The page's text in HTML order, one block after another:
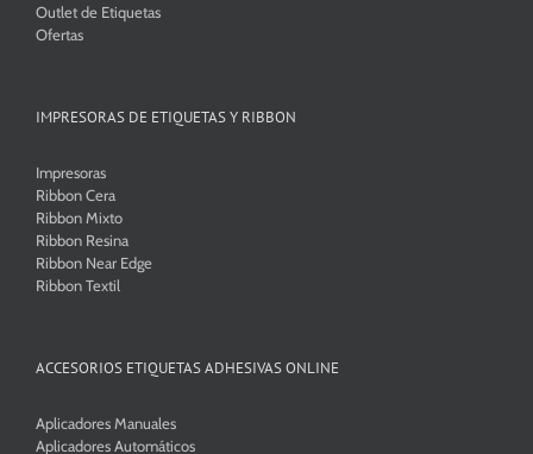
Outlet de Etiquetas
Ofertas
IMPRESORAS DE ETIQUETAS Y RIBBON
Impresoras
Ribbon Cera
Ribbon Mixto
Ribbon Resina
Ribbon Near Edge
Ribbon Textil
ACCESORIOS ETIQUETAS ADHESIVAS ONLINE
Aplicadores Manuales
Aplicadores Automáticos